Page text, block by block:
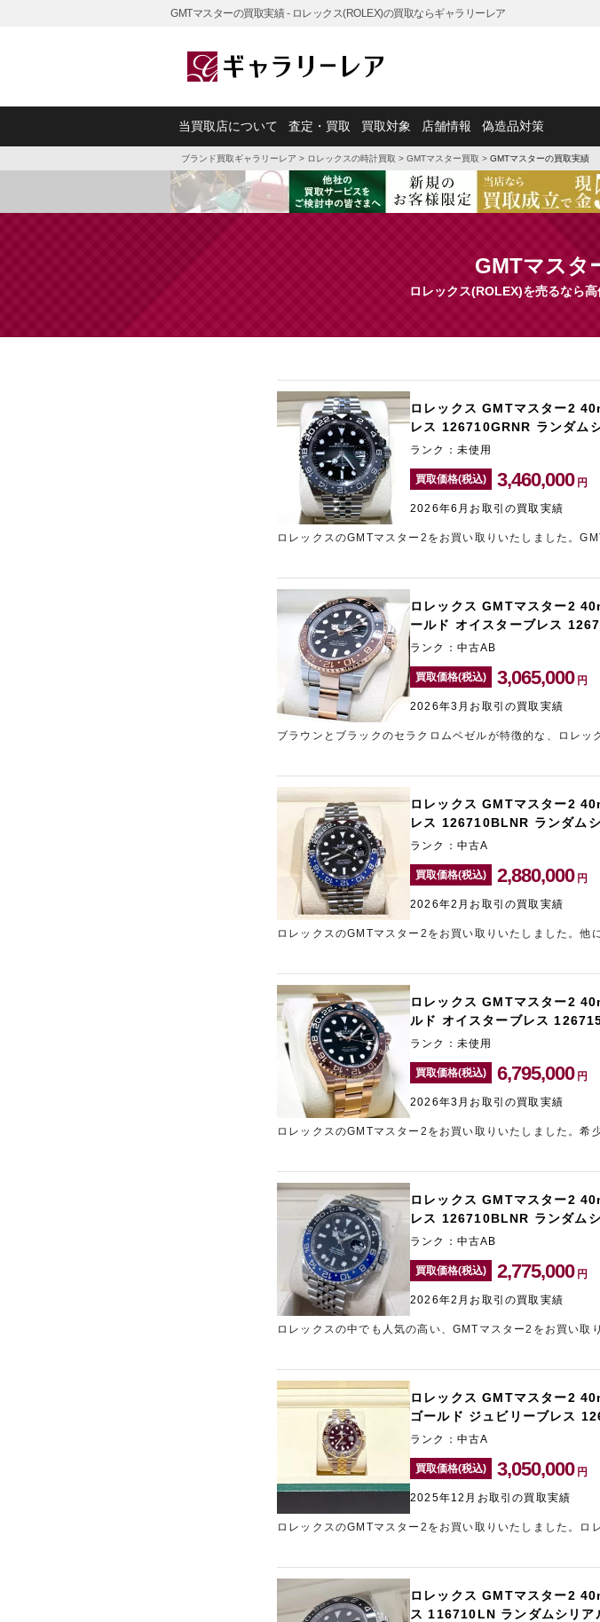
GMTマスターの買取実績 - ロレックス(ROLEX)の買取ならギャラリーレア
当買取店について 査定・買取 買取対象 店舗情報 偽造品対策
ブランド買取ギャラリーレア > ロレックスの時計買取 > GMTマスター買取 > GMTマスターの買取実績
GMTマスタ
ロレックス(ROLEX)を売るなら
ロレックス GMTマスター2
レス 126710GRNR ランダム
ランク：未使用
買取価格(税込) 3,460,000 円
2026年6月お取引の買取実績
ロレックスのGMTマスター2をお買い取りいたしました。
Watches&Wonders2024で発表された唯一のステンレスス
ださいませ。
ロレックス GMTマスター2
ールド オイスターブレス
ランク：中古AB
買取価格(税込) 3,065,000 円
2026年3月お取引の買取実績
ブラウンとブラックのセラクロムベゼルが特徴的な、ロレ
よる傷や擦れは見受けられましたが、人気の高いモデルの
ロレックス GMTマスター2
レス 126710BLNR ランダム
ランク：中古A
買取価格(税込) 2,880,000 円
2026年2月お取引の買取実績
ロレックスのGMTマスター2をお買い取りいたしました。
ス査定させていただきました。人気モデルをお持ち込みい
ロレックス GMTマスター2
ルド オイスターブレス
ランク：未使用
買取価格(税込) 6,795,000 円
2026年3月お取引の買取実績
ロレックスのGMTマスター2をお買い取りいたしました。
買取させていただきました。現在、ロレックスの相場高騰
ロレックス GMTマスター2
レス 126710BLNR ランダム
ランク：中古AB
買取価格(税込) 2,775,000 円
2026年2月お取引の買取実績
ロレックスの中でも人気の高い、GMTマスター2をお買い
いていたため高価買取させていただきました。東心斎橋エ
ロレックス GMTマスター2
ゴールド ジュビリーブレス
ランク：中古A
買取価格(税込) 3,050,000 円
2025年12月お取引の買取実績
ロレックスのGMTマスター2をお買い取りいたしました。
ね備えた代表的モデルです。本モデルはステンレスと18金
GMT機能搭載モデルは海外需要も高く、相場の下落リスク
宿東口にあるブランド買取店「ギャラリーレア新宿東口店
ロレックス GMTマスター2
ス 116710LN ランダムシリア